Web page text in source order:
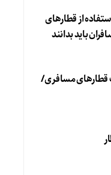
از قطارهای
باید بدانند
مسافری/